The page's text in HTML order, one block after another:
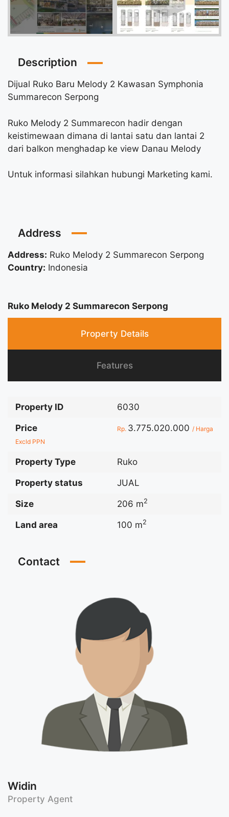
Description
Dijual Ruko Baru Melody 2 Kawasan Symphonia
Summarecon Serpong
Ruko Melody 2 Summarecon hadir dengan
keistimewaan dimana di lantai satu dan lantai 2
dari balkon menghadap ke view Danau Melody
Untuk informasi silahkan hubungi Marketing kami.
Address
Address: Ruko Melody 2 Summarecon Serpong
Country: Indonesia
Ruko Melody 2 Summarecon Serpong
Property Details
Features
Property ID 6030
Price Rp. 3.775.020.000 / Harga
Excld PPN
Property Type Ruko
Property status JUAL
Size 206 m2
Land area 100 m2
Contact
Widin
Property Agent